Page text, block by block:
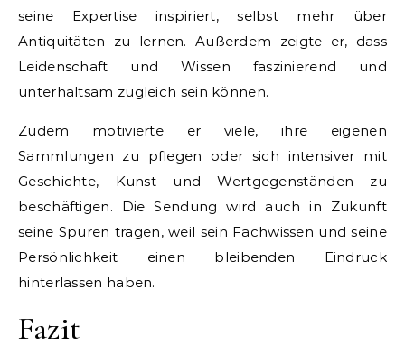
seine Expertise inspiriert, selbst mehr über
Antiquitäten zu lernen. Außerdem zeigte er, dass
Leidenschaft und Wissen faszinierend und
unterhaltsam zugleich sein können.
Zudem motivierte er viele, ihre eigenen
Sammlungen zu pflegen oder sich intensiver mit
Geschichte, Kunst und Wertgegenständen zu
beschäftigen. Die Sendung wird auch in Zukunft
seine Spuren tragen, weil sein Fachwissen und seine
Persönlichkeit einen bleibenden Eindruck
hinterlassen haben.
Fazit